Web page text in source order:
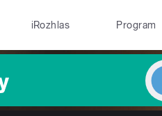
iRozhlas Program